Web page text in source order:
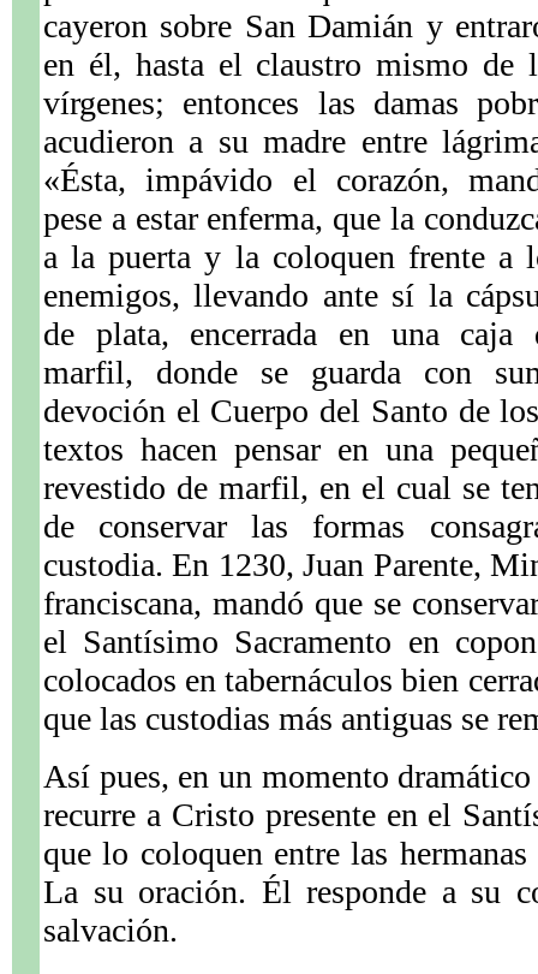
cayeron sobre San Damián y
en él, hasta el claustro mismo de
vírgenes; entonces las damas
acudieron a su madre entre
«Ésta, impávido el corazón,
pese a estar enferma, que la
a la puerta y la coloquen frente a
enemigos, llevando ante sí la
de plata, encerrada en una caja
marfil, donde se guarda con
devoción el Cuerpo del Santo de
textos hacen pensar en una
revestido de marfil, en el cual se
de conservar las formas
custodia. En 1230, Juan Parente,
franciscana, mandó que se
el Santísimo Sacramento en
colocados en tabernáculos bien
que las custodias más antiguas se
Así pues, en un momento
recurre a Cristo presente en el
que lo coloquen entre las
La su oración. Él responde a su
salvación.